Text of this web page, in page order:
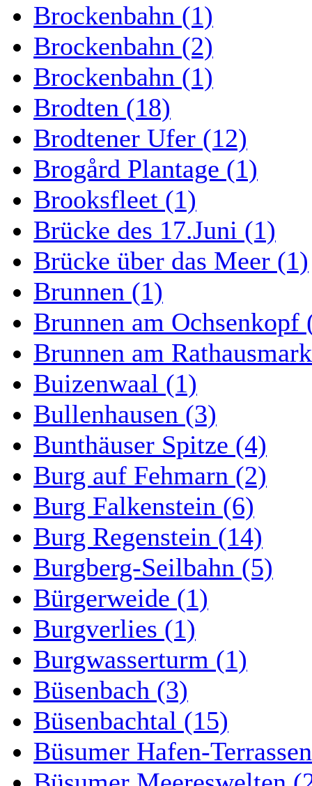
Brockenbahn (1)
Brockenbahn (2)
Brockenbahn (1)
Brodten (18)
Brodtener Ufer (12)
Brogård Plantage (1)
Brooksfleet (1)
Brücke des 17.Juni (1)
Brücke über das Meer (1)
Brunnen (1)
Brunnen am Ochsenkopf
Brunnen am
Buizenwaal (1)
Bullenhausen (3)
Bunthäuser Spitze (4)
Burg auf Fehmarn (2)
Burg Falkenstein (6)
Burg Regenstein (14)
Burgberg-Seilbahn (5)
Bürgerweide (1)
Burgverlies (1)
Burgwasserturm (1)
Büsenbach (3)
Büsenbachtal (15)
Büsumer Hafen-